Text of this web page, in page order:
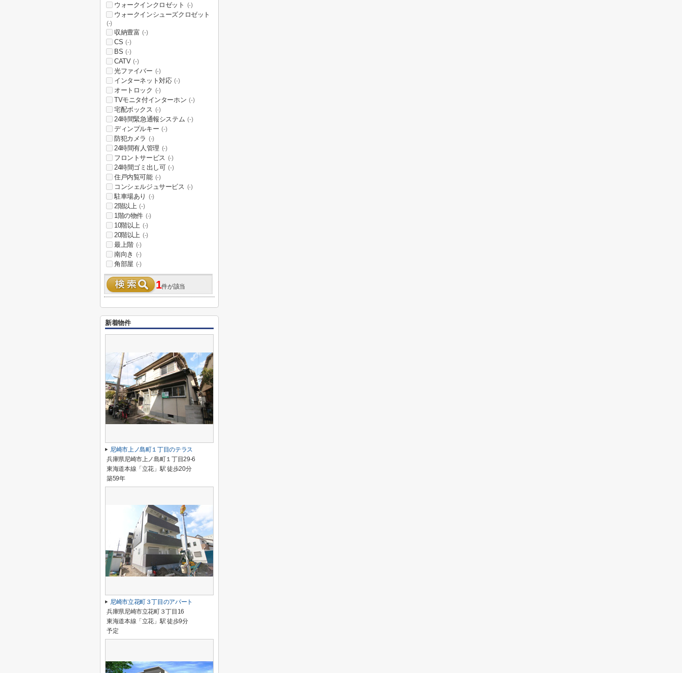
ウォークインクロゼット (-)
ウォークインシューズクロゼット
(-)
収納豊富 (-)
CS (-)
BS (-)
CATV (-)
光ファイバー (-)
インターネット対応 (-)
オートロック (-)
TVモニタ付インターホン (-)
宅配ボックス (-)
24時間緊急通報システム (-)
ディンプルキー (-)
防犯カメラ (-)
24時間有人管理 (-)
フロントサービス (-)
24時間ゴミ出し可 (-)
住戸内覧可能 (-)
コンシェルジュサービス (-)
駐車場あり (-)
2階以上 (-)
1階の物件 (-)
10階以上 (-)
20階以上 (-)
最上階 (-)
南向き (-)
角部屋 (-)
1件が該当
新着物件
尼崎市上ノ島町１丁目のテラス
兵庫県尼崎市上ノ島町１丁目29-6
東海道本線「立花」駅 徒歩20分
築59年
尼崎市立花町３丁目のアパート
兵庫県尼崎市立花町３丁目16
東海道本線「立花」駅 徒歩9分
予定